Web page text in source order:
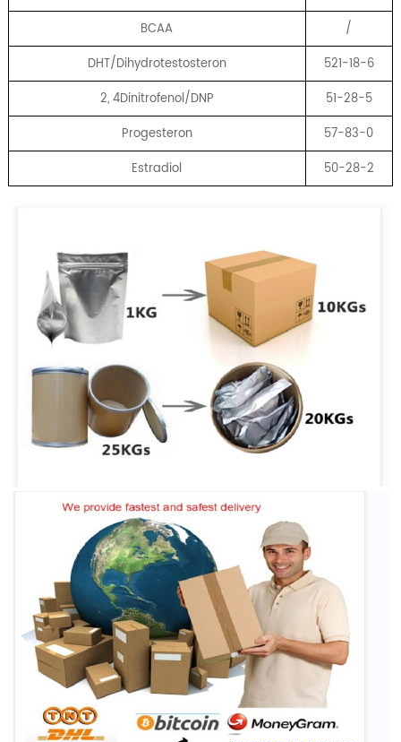
BCAA
/
DHT/Dihydrotestosteron
521-18-6
2, 4Dinitrofenol/DNP
51-28-5
Progesteron
57-83-0
Estradiol
50-28-2